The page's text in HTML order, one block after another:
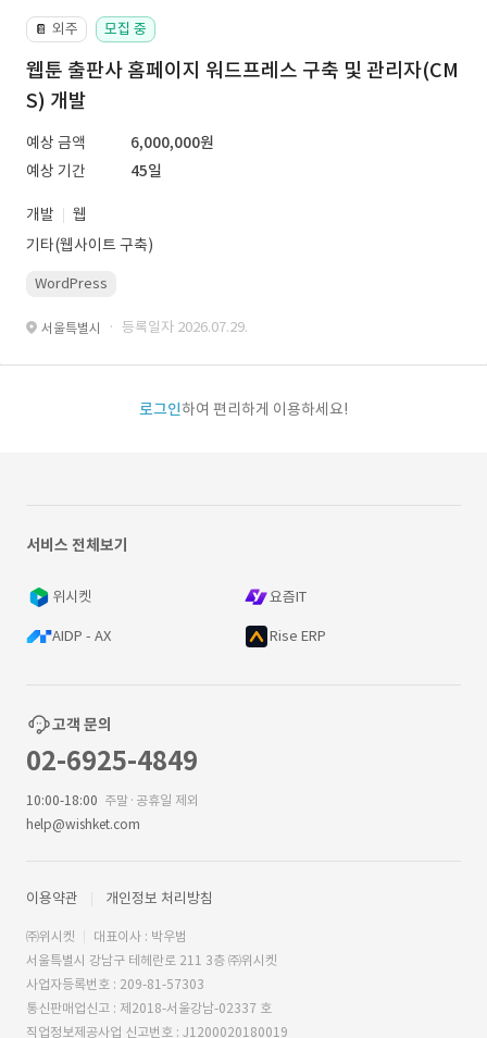
📔 외주 모집 중
웹툰 출판사 홈페이지 워드프레스 구축 및 관리자(CM
S) 개발
예상 금액
6,000,000원
예상 기간
45일
개발
웹
기타(웹사이트 구축)
WordPress
서울특별시 · 등록일자 2026.07.29.
로그인하여 편리하게 이용하세요!
서비스 전체보기
위시켓 요즘IT
AIDP - AX Rise ERP
고객 문의
02-6925-4849
10:00-18:00 주말·공휴일 제외
help@wishket.com
이용약관 개인정보 처리방침
㈜위시켓
대표이사 : 박우범
서울특별시 강남구 테헤란로 211 3층 ㈜위시켓
사업자등록번호 : 209-81-57303
통신판매업신고 : 제2018-서울강남-02337 호
직업정보제공사업 신고번호 : J1200020180019